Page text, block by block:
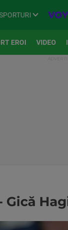
EROI VIDEO